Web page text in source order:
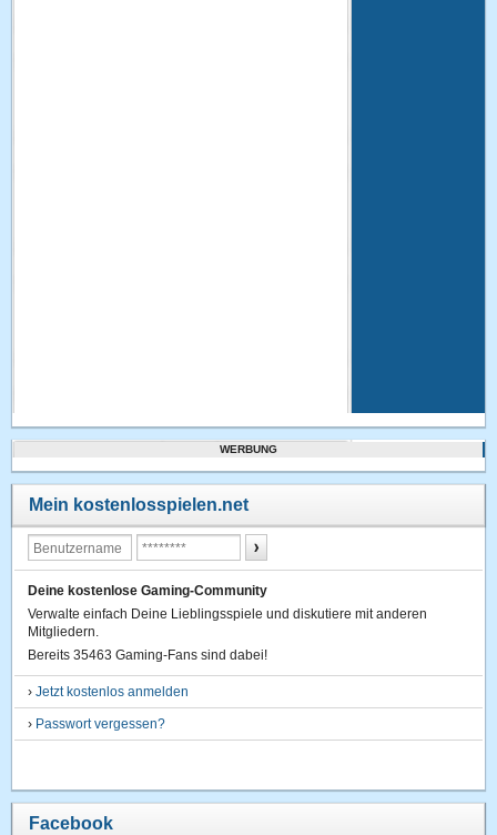
WERBUNG
Mein kostenlosspielen.net
Deine kostenlose Gaming-Community
Verwalte einfach Deine Lieblingsspiele und diskutiere mit anderen
Mitgliedern.
Bereits 35463 Gaming-Fans sind dabei!
›Jetzt kostenlos anmelden
› Passwort vergessen?
Facebook